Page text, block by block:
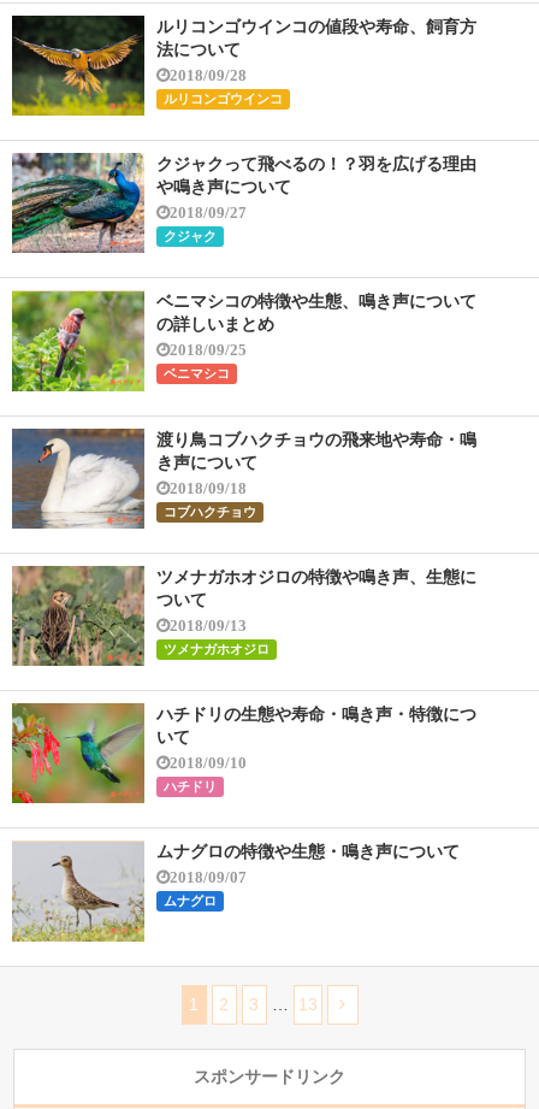
ルリコンゴウインコの値段や寿命、飼育方
法について
2018/09/28
ルリコンゴウインコ
クジャクって飛べるの！？羽を広げる理由
や鳴き声について
2018/09/27
クジャク
ベニマシコの特徴や生態、鳴き声について
の詳しいまとめ
2018/09/25
ベニマシコ
渡り鳥コブハクチョウの飛来地や寿命・鳴
き声について
2018/09/18
コブハクチョウ
ツメナガホオジロの特徴や鳴き声、生態に
ついて
2018/09/13
ツメナガホオジロ
ハチドリの生態や寿命・鳴き声・特徴につ
いて
2018/09/10
ハチドリ
ムナグロの特徴や生態・鳴き声について
2018/09/07
ムナグロ
1 2 3 13
スポンサードリンク